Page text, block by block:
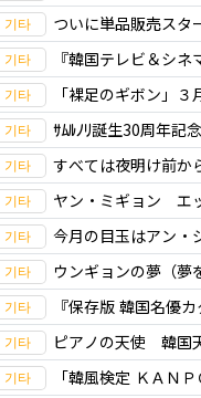
ついに単品販売スタ
『韓国テレビ＆シ
「裸足のギボン」
ｻﾑﾙﾉﾘ誕生30周年記
すべては夜明け前か
ヤン・ミギョン エ
今月の目玉はアン
ウンギョンの夢（夢
『保存版 韓国名優
ピアノの天使 韓国
「韓風検定 ＫＡＮ